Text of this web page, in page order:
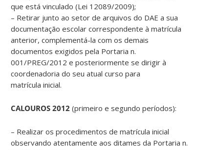
que está vinculado (Lei 12089/2009);
– Retirar junto ao setor de arquivos do DAE a sua
documentação escolar correspondente à matrícula
anterior, complementá-la com os demais
documentos exigidos pela Portaria n.
001/PREG/2012 e posteriormente se dirigir à
coordenadoria do seu atual curso para
matrícula inicial.
CALOUROS 2012 (primeiro e segundo períodos):
– Realizar os procedimentos de matrícula inicial
observando atentamente aos ditames da Portaria n.